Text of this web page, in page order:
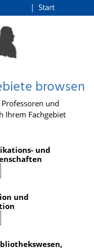
Start
browsen
und
Ihrem Fachgebiet
und
und